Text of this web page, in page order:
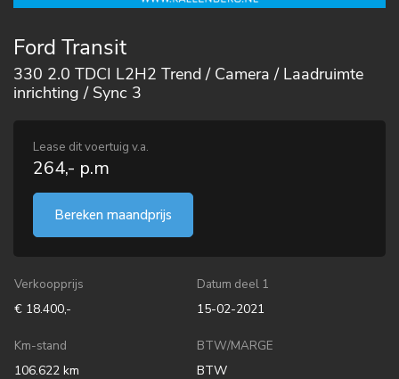
Ford Transit
330 2.0 TDCI L2H2 Trend / Camera / Laadruimte
inrichting / Sync 3
Lease dit voertuig v.a.
264,- p.m
Bereken maandprijs
Verkoopprijs
€ 18.400,-
Datum deel 1
15-02-2021
Km-stand
106.622 km
BTW/MARGE
BTW